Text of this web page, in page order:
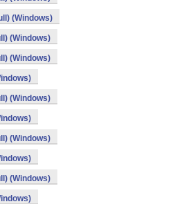
(Windows)
(Windows)
(Windows)
(Windows)
(Windows)
(Windows)